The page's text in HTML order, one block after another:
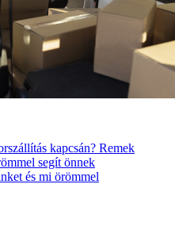
kapcsán? Remek
segít önnek
és mi örömmel